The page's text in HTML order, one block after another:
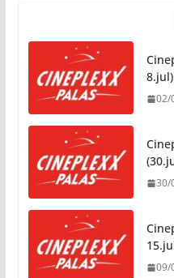
Novo mjesto u našem
kod Pravnog fakulteta
31/07/2026
Na jesen počinje novo
Starčevica dobija prvu
Srpskoj
05/08/2026
8.jul)
02/
30/
09/